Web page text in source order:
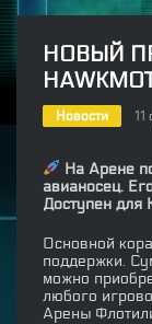
НОВЫЙ
Новости
На Арене
авианосец.
Доступен для
Основной
поддержки.
можно
любого
Арены